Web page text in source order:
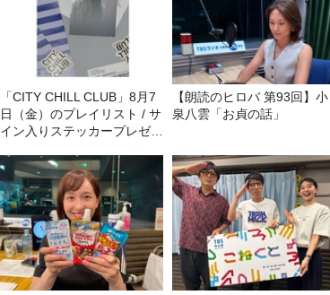
「CITY CHILL CLUB」8月7
日（金）のプレイリスト / サ
イン入りステッカープレゼン
【朗読のヒロバ 第93回】小
泉八雲「お貞の話」